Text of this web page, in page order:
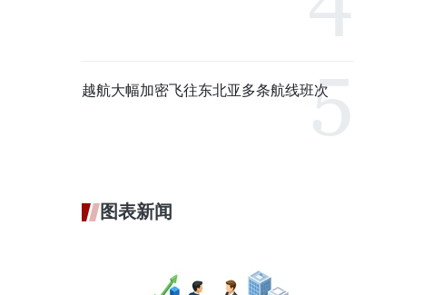
越航大幅加密飞往东北亚多条航线班次
图表新闻